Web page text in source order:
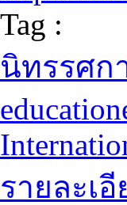
Tag :
นิทรรศก
รายละเอี